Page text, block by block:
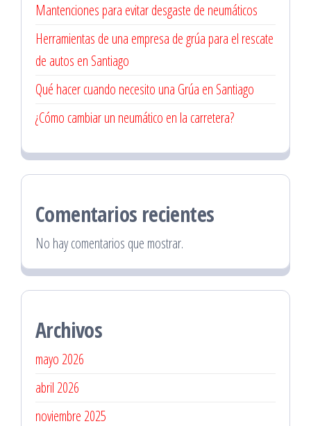
Mantenciones para evitar desgaste de neumáticos
Herramientas de una empresa de grúa para el rescate
de autos en Santiago
Qué hacer cuando necesito una Grúa en Santiago
¿Cómo cambiar un neumático en la carretera?
Comentarios recientes
No hay comentarios que mostrar.
Archivos
mayo 2026
abril 2026
noviembre 2025